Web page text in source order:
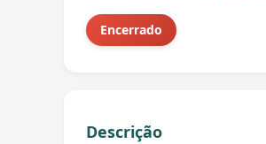
Encerrado
Descrição